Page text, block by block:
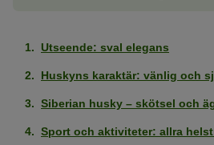
Utseende: sval elegans
Huskyns karaktär: vänlig och
Siberian husky – skötsel och
Sport och aktiviteter: allra